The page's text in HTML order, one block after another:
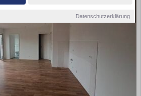
Datenschutzerklärung